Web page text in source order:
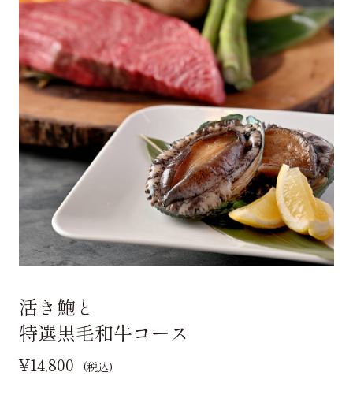
活き鮑と
特選黒毛和牛コース
¥14,800 (税込)